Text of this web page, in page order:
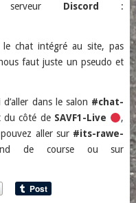
serveur Discord
:
le chat intégré au site, pas
faut juste un pseudo et
dans le salon #chat-
du côté de SAVF1-Live
,
aller sur #its-rawe-
de course ou sur